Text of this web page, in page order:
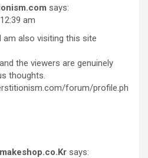
says:
am
am also visiting this site
the viewers are genuinely
thoughts.
forum/profile.ph
says: